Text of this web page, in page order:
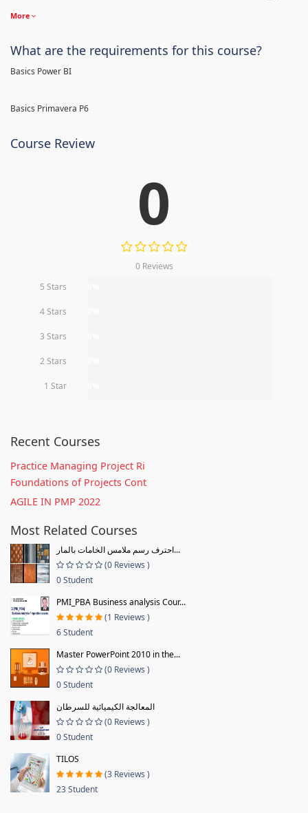
More
What are the requirements for this course?
Basics Power BI
Basics Primavera P6
Course Review
0
0 Reviews
5 Stars
4 Stars
3 Stars
2 Stars
1 Star
Recent Courses
Practice Managing Project Ri
Foundations of Projects Cont
AGILE IN PMP 2022
Most Related Courses
احترف رسم ملامس الخامات بالمار...
(0 Reviews )
0 Student
PMI_PBA Business analysis Cour...
(1 Reviews )
6 Student
Master PowerPoint 2010 in the...
(0 Reviews )
0 Student
المعالجة الكيميائية للسرطان
(0 Reviews )
0 Student
TILOS
(3 Reviews )
23 Student